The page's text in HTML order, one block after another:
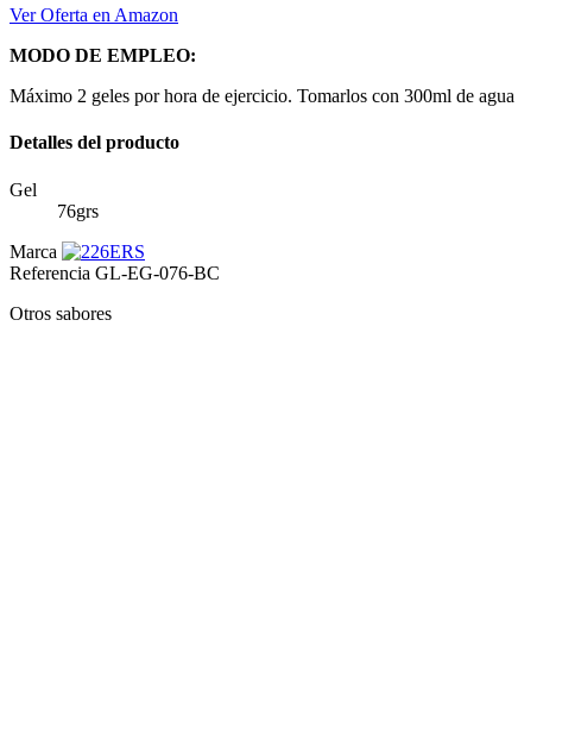
Ver Oferta en Amazon
MODO DE EMPLEO:
Máximo 2 geles por hora de ejercicio. Tomarlos con 300ml de agua
Detalles del producto
Gel
76grs
Marca
Referencia GL-EG-076-BC
Otros sabores